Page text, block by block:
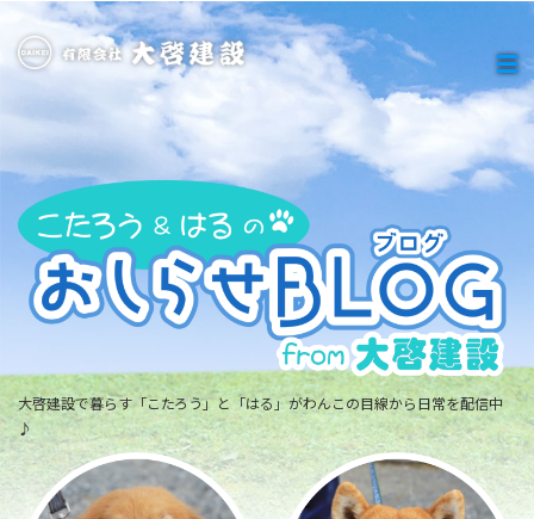
大啓建設で暮らす「こたろう」と「はる」がわんこの目線から日常を配信中
♪